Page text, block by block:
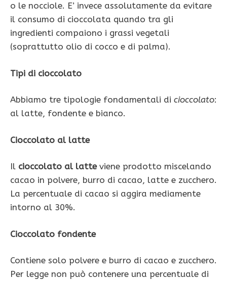
o le nocciole. E’ invece assolutamente da evitare
il consumo di cioccolata quando tra gli
ingredienti compaiono i grassi vegetali
(soprattutto olio di cocco e di palma).
Tipi di cioccolato
Abbiamo tre tipologie fondamentali di cioccolato:
al latte, fondente e bianco.
Cioccolato al latte
Il cioccolato al latteviene prodotto miscelando
cacao in polvere, burro di cacao, latte e zucchero.
La percentuale di cacao si aggira mediamente
intorno al 30%.
Cioccolato fondente
Contiene solo polvere e burro di cacao e zucchero.
Per legge non può contenere una percentuale di